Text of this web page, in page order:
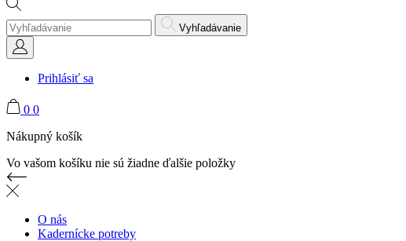
Vyhľadávanie
Prihlásiť sa
0 0
Nákupný košík
Vo vašom košíku nie sú žiadne ďalšie položky
O nás
Kadernícke potreby